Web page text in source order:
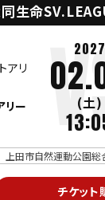
生命
リー
2027
(土)
上田市自然運動公園
チケット